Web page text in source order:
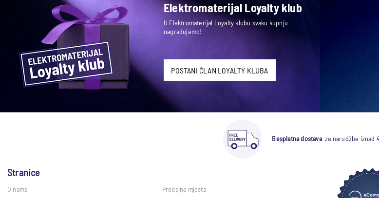
Elektromaterijal Loyalty klub
U Elektromaterijal Loyalty klubu svaku kupnju
nagrađujemo!
POSTANI ČLAN LOYALTY KLUBA
Besplatna dostavaza narudžbe iznad
Stranice
O nama Prodajna mjesta